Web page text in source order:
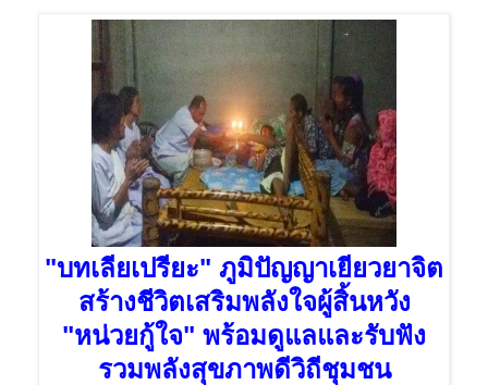
"บทเลียเปรียะ" ภูมิปัญญาเยียวยาจิต
สร้างชีวิตเสริมพลังใจผู้สิ้นหวัง
"หน่วยกู้ใจ" พร้อมดูแลและรับฟัง
รวมพลังสุขภาพดีวิถีชุมชน